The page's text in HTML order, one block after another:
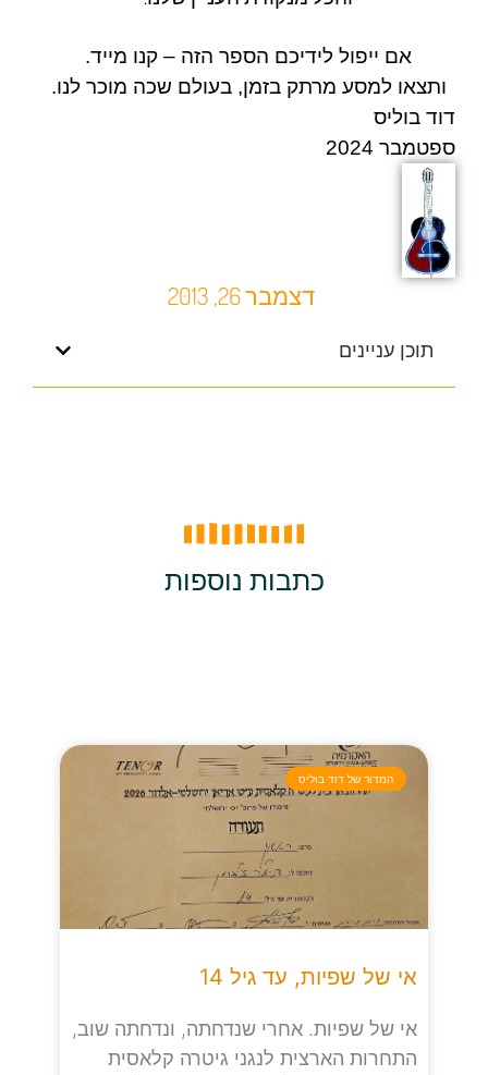
דצמבר 26, 2013
תוכן עניינים
אם ייפול לידיכם הספר הזה – קנו מייד.
ותצאו למסע מרתק בזמן, בעולם שכה מוכר לנו.
דוד בוליס
ספטמבר 2024
כתבות נוספות
המדור של דוד בוליס
אי של שפיות, עד גיל 14
אי של שפיות. אחרי שנדחתה, ונדחתה שוב,
התחרות הארצית לנגני גיטרה קלאסית